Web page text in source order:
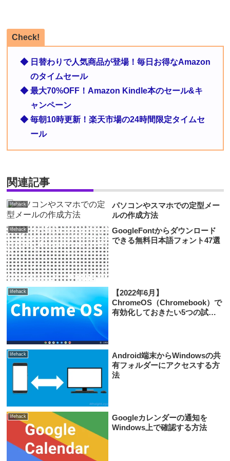
Check!
◆ 日替わりで人気商品が登場！毎日お得なAmazon
のタイムセール
◆ 最大70%OFF！Amazon Kindle本のセール&キ
ャンペーン
◆ 毎朝10時更新！楽天市場の24時間限定タイムセ
ール
関連記事
lifehack
パソコンやスマホでの定型メー
ルの作成方法
lifehack
GoogleFontからダウンロード
できる無料日本語フォント47選
lifehack
【2022年6月】
ChromeOS（Chromebook）で
有効化しておきたい5つの試験
lifehack
Android端末からWindowsの共
有フォルダーにアクセスする方
法
lifehack
Googleカレンダーの通知を
Windows上で確認する方法